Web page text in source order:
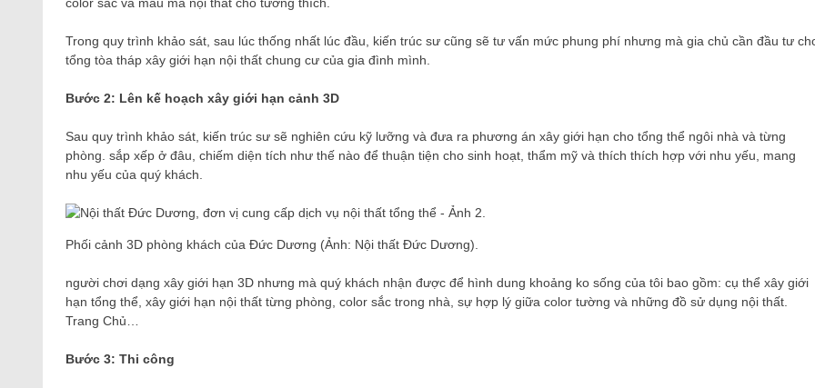
Trong quy trình khảo sát, sau lúc thống nhất lúc đầu, kiến ​​trúc sư cũng sẽ tư vấn mức phung phí nhưng mà gia chủ cần đầu tư
tổng tòa tháp xây giới hạn nội thất chung cư của gia đình mình.
Bước 2: Lên kế hoạch xây giới hạn cảnh 3D
Sau quy trình khảo sát, kiến ​​trúc sư sẽ nghiên cứu kỹ lưỡng và đưa ra phương án xây giới hạn cho tổng thể ngôi nhà và từng
phòng. sắp xếp ở đâu, chiếm diện tích như thế nào để thuận tiện cho sinh hoạt, thẩm mỹ và thích thích hợp với nhu yếu, mang
nhu yếu của quý khách.
Phối cảnh 3D phòng khách của Đức Dương (Ảnh: Nội thất Đức Dương).
người chơi dạng xây giới hạn 3D nhưng mà quý khách nhận được để hình dung khoảng ko sống của tôi bao gồm: cụ thể xây giới
hạn tổng thể, xây giới hạn nội thất từng phòng, color sắc trong nhà, sự hợp lý giữa color tường và những đồ sử dụng nội thất.
Trang Chủ…
Bước 3: Thi công